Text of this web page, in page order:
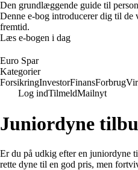
Den grundlæggende guide til
Denne e-bog introducerer dig til
fremtid.
Læs e-bogen i dag
Euro Spar
Kategorier
ForsikringInvestorFinansForbrug
Log indTilmeldMailnyt
Juniordyne
Er du på udkig efter en juniordyne
rette dyne til en god pris, men